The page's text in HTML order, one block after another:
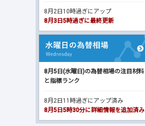
8月2日10時過ぎにアップ
8月3日5時過ぎに最終更新
8月5日(水曜日)の為替相場の注目材料
と指標ランク
8月2日11時過ぎにアップ済み
8月5日5時30分に詳細情報を追加済み